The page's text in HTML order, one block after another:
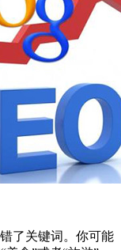
了关键词。你可能